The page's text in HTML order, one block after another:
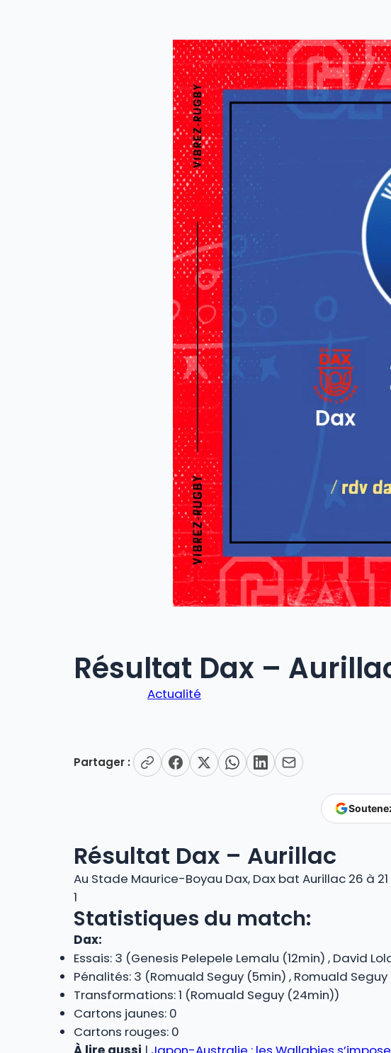
Résultat Dax –
Actualité
Partager :
Résultat Dax – Aurillac
Au Stade Maurice-Boyau Dax, Dax bat Aurillac 26 à
1
Statistiques du match:
Dax:
Essais: 3 (Genesis Pelepele Lemalu (12min) , David
Pénalités: 3 (Romuald Seguy (5min) , Romuald
Transformations: 1 (Romuald Seguy (24min))
Cartons jaunes: 0
Cartons rouges: 0